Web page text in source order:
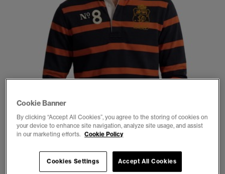
1 2 3 4 5 6
Cookie Banner
By clicking “Accept All Cookies”, you agree to the storing of cookies on
your device to enhance site navigation, analyze site usage, and assist
in our marketing efforts. Cookie Policy
Cookies Settings Accept All Cookies